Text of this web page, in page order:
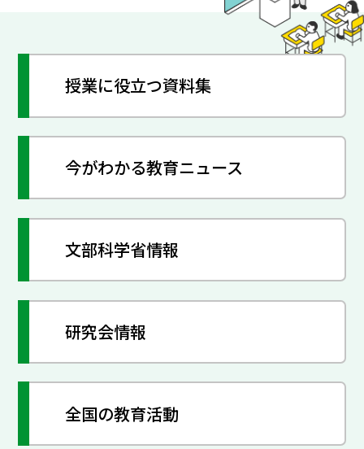
授業に役立つ資料集
今がわかる教育ニュース
文部科学省情報
研究会情報
全国の教育活動